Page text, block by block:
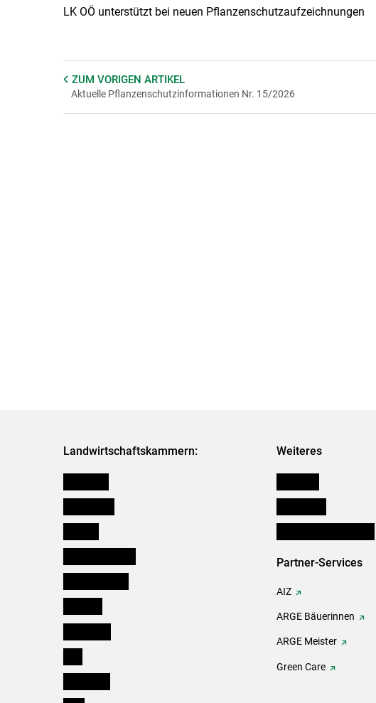
LK OÖ unterstützt bei neuen Pflanzenschutzaufzeichnungen
ZUM VORIGEN ARTIKEL
Aktuelle Pflanzenschutzinformationen Nr. 15/2026
Landwirtschaftskammern: Weiteres
Partner-Services
AIZ
ARGE Bäuerinnen
ARGE Meister
Green Care